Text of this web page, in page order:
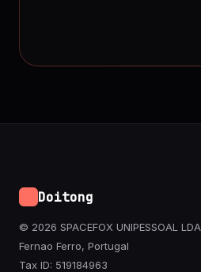
Doitong
© 2026 SPACEFOX UNIPESSOAL LDA
Fernao Ferro, Portugal
Tax ID: 519184963